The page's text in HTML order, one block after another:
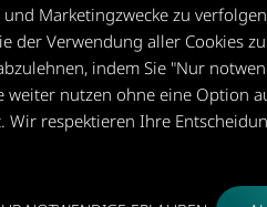
Marketingzwecke zu
der Verwendung aller Cookies
indem Sie "Nur
weiter nutzen ohne eine Option
Wir respektieren Ihre